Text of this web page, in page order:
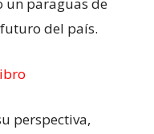
un paraguas de
del país.
perspectiva,